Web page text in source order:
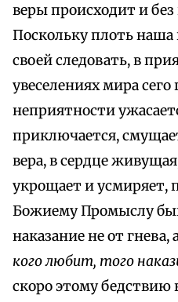
веры происходит и
Поскольку плоть наша
своей следовать, в
увеселениях мира
неприятности
приключается,
вера, в сердце
укрощает и усмиряет,
Божиему Промыслу
наказание не от гнева,
кого любит, того
скоро этому бедствию